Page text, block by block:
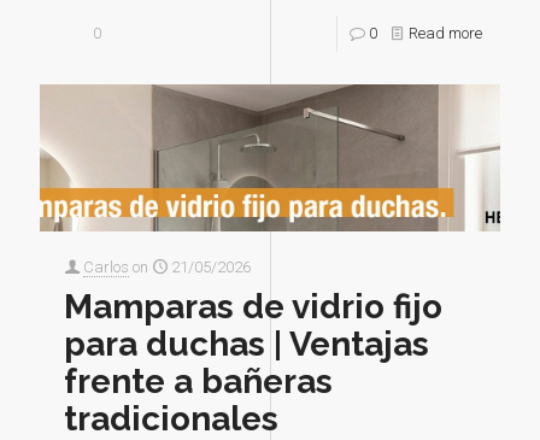
0 0 Read more
Carlos on 21/05/2026
Mamparas de vidrio fijo
para duchas | Ventajas
frente a bañeras
tradicionales